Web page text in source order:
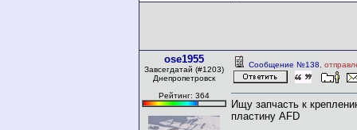
ose1955
Завсегдатай (#1203)
Днепропетровск
Рейтинг: 364
Сообщение №138 ,
Ищу запчасть к
пластину AFD